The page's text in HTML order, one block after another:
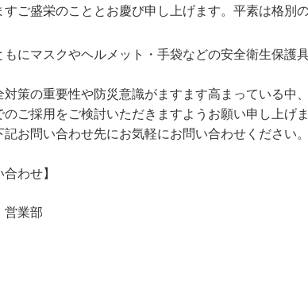
ご盛栄のこととお慶び申し上げます。平素は格別
にマスクやヘルメット・手袋などの安全衛生保
策の重要性や防災意識がますます高まっている中
ご採用をご検討いただきますようお願い申し上げま
お問い合わせ先にお気軽にお問い合わせください。
わせ】
業部